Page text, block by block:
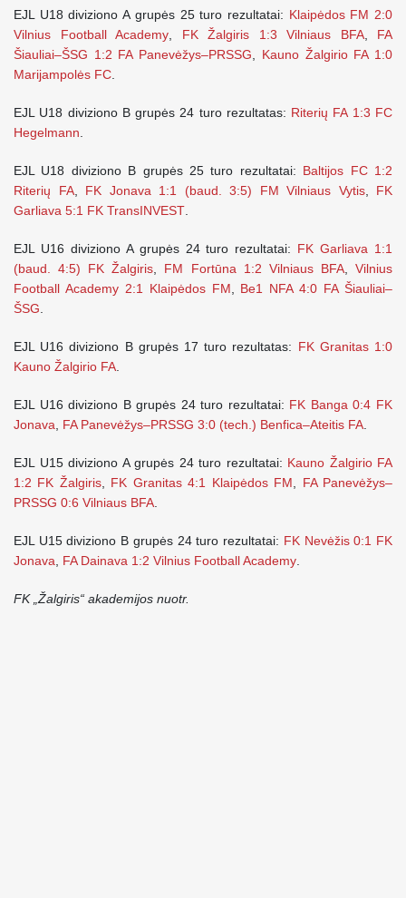
EJL U18 diviziono A grupės 25 turo rezultatai: Klaipėdos FM 2:0
Vilnius Football Academy
FK Žalgiris 1:3 Vilniaus BFA, FA
Šiauliai–ŠSG 1:2 FA Panevėžys–PRSSG
Kauno Žalgirio FA 1:0
Marijampolės FC
EJL U18 diviziono B grupės 24 turo rezultatas: Riterių FA 1:3 FC
Hegelmann
EJL U18 diviziono B grupės 25 turo rezultatai: Baltijos FC 1:2
Riterių FA, FK Jonava 1:1 (baud. 3:5) FM Vilniaus Vytis, FK
Garliava 5:1 FK TransINVEST
EJL U16 diviziono A grupės 24 turo rezultatai: FK Garliava 1:1
(baud. 4:5) FK Žalgiris
FM Fortūna 1:2 Vilniaus BFA,Vilnius
Football Academy 2:1 Klaipėdos FM
Be1 NFA 4:0 FA Šiauliai–
ŠSG
EJL U16 diviziono B grupės 17 turo rezultatas: FK Granitas 1:0
Kauno Žalgirio FA
EJL U16 diviziono B grupės 24 turo rezultatai: FK Banga 0:4 FK
Jonava
FA Panevėžys–PRSSG 3:0 (tech.) Benfica–Ateitis FA
EJL U15 diviziono A grupės 24 turo rezultatai: Kauno Žalgirio FA
1:2 FK Žalgiris, FK Granitas 4:1 Klaipėdos FM
FA Panevėžys–
PRSSG 0:6 Vilniaus BFA
EJL U15 diviziono B grupės 24 turo rezultatai: FK Nevėžis 0:1 FK
Jonava
FA Dainava 1:2 Vilnius Football Academy
FK „Žalgiris“ akademijos nuotr.